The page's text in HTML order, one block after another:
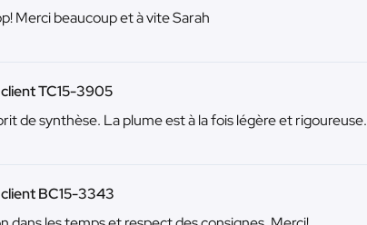
Merci beaucoup et à vite Sarah
TC15-3905
de synthèse. La plume est à la fois légère et rigoureuse.
BC15-3343